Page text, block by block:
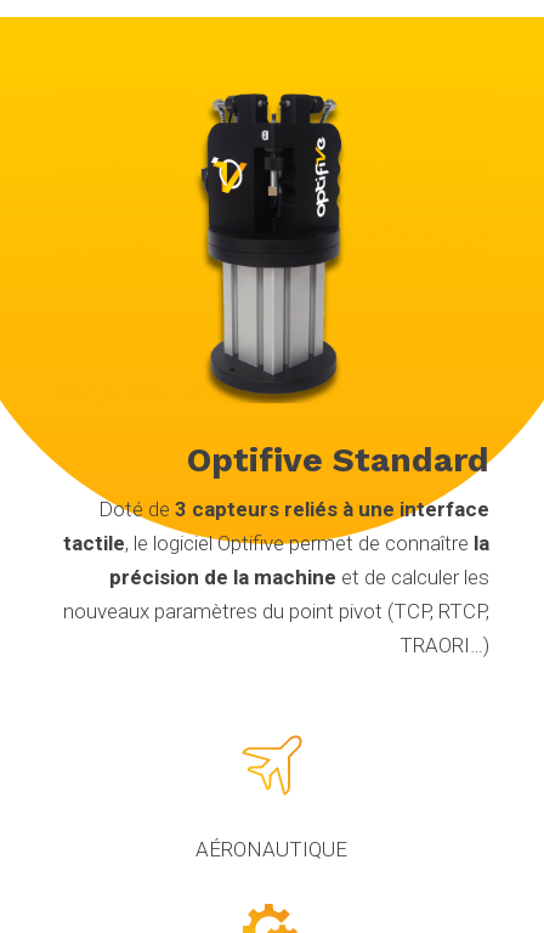
Optifive Standard
Doté de3 capteurs reliés à une interface
tactile, le logiciel Optifive permet de connaître la
précision de la machine et de calculer les
nouveaux paramètres du point pivot (TCP, RTCP,
TRAORI…)
AÉRO­NAUTIQUE